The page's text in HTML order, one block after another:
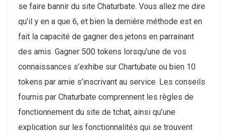
se faire bannir du site Chaturbate. Vous allez me dire
qu’il y en a que 6, et bien la dernière méthode est en
fait la capacité de gagner des jetons en parrainant
des amis. Gagner 500 tokens lorsqu’une de vos
connaissances s’exhibe sur Chartubate ou bien 10
tokens par amie s’inscrivant au service. Les conseils
fournis par Chaturbate comprennent les règles de
fonctionnement du site de tchat, ainsi qu’une
explication sur les fonctionnalités qui se trouvent